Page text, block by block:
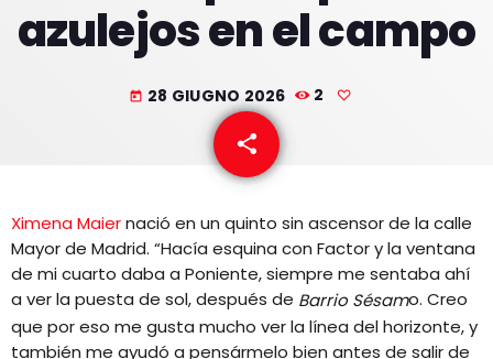
EQUIPO
azulejos en el campo
today 28 GIUGNO 2026 2
share
email
Ximena Maiernació en un quinto sin ascensor de la calle
Mayor de Madrid. “Hacía esquina con Factor y la ventana
de mi cuarto daba a Poniente, siempre me sentaba ahí
a ver la puesta de sol, después de Barrio Sésamo. Creo
que por eso me gusta mucho ver la línea del horizonte, y
también me ayudó a pensármelo bien antes de salir de